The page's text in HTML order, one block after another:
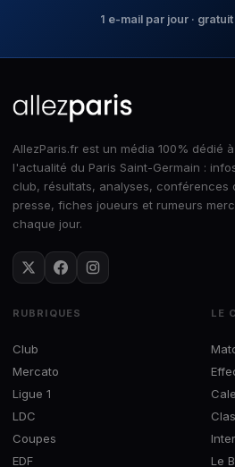
1 e-mail par jour ·
AllezParis.fr est un média 100% dédié à
l'actualité du Paris Saint-Germain :
club, résultats, analyses, conférences
presse, fiches joueurs et rumeurs
chaque jour.
RUBRIQUES
Club
Mercato
Ligue 1
LDC
Coupes
EDF
LE
Le